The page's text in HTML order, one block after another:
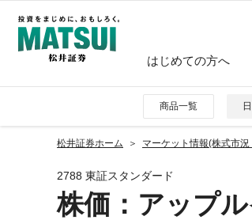
はじめての方へ
商品一覧
松井証券ホーム マーケット情報(株式市
2788 東証スタンダード
株価 ：アップ